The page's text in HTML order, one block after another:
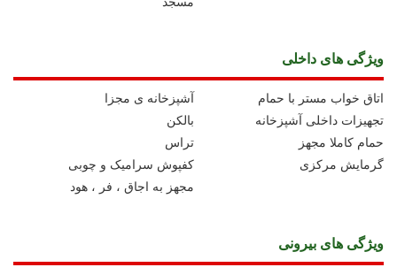
ویژگی های داخلی
آشپزخانه ی مجزا
اتاق خواب مستر با حمام
بالکن
تجهیزات داخلی آشپزخانه
تراس
حمام کاملا مجهز
کفپوش سرامیک و چوبی
گرمایش مرکزی
مجهز به اجاق ، فر ، هود
ویژگی های بیرونی